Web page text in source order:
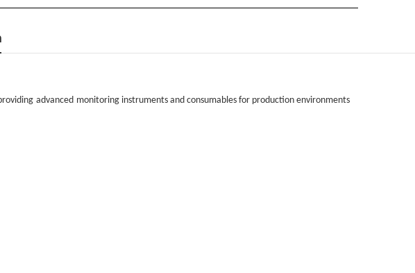
advanced monitoring instruments and consumables for production environments